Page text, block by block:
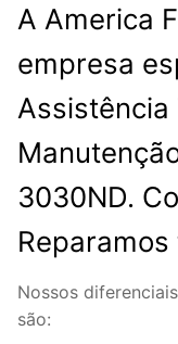
A America
empresa
Assistência
3030ND.
Nossos
são: